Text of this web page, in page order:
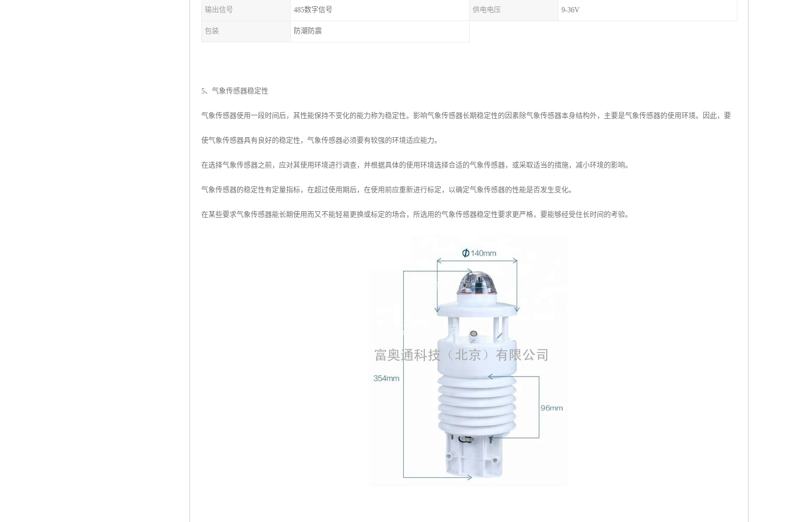
输出信号 485数字信号 供电电压 9-36V
包装 防潮防震
5、气象传感器稳定性
气象传感器使用一段时间后，其性能保持不变化的能力称为稳定性。影响气象传感器长期稳定性的因素除气象传感器本身结构外，主要是气象传感器的使用环境。因此，要
使气象传感器具有良好的稳定性，气象传感器必须要有较强的环境适应能力。
在选择气象传感器之前，应对其使用环境进行调查，并根据具体的使用环境选择合适的气象传感器，或采取适当的措施，减小环境的影响。
气象传感器的稳定性有定量指标，在超过使用期后，在使用前应重新进行标定，以确定气象传感器的性能是否发生变化。
在某些要求气象传感器能长期使用而又不能轻易更换或标定的场合，所选用的气象传感器稳定性要求更严格，要能够经受住长时间的考验。